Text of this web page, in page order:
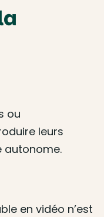
ou
leurs
autonome.
en vidéo n’est